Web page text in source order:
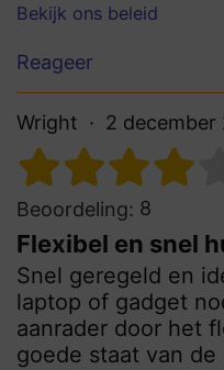
Bekijk ons beleid
Reageer
Wright 2 december
Beoordeling: 8
Flexibel en snel
Snel geregeld en
laptop of gadget
aanrader door het
goede staat van de